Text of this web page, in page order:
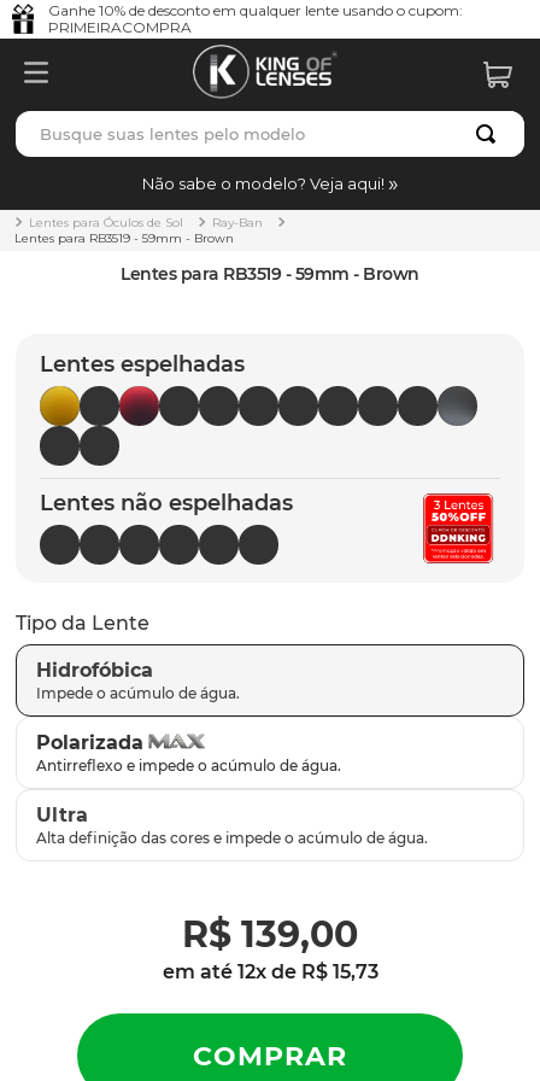
Ganhe 10% de desconto em qualquer lente usando o cupom:
PRIMEIRACOMPRA
Busque suas lentes pelo modelo
Não sabe o modelo? Veja aqui!
Lentes para Óculos de Sol
Ray-Ban
Lentes para RB3519 - 59mm - Brown
Lentes para RB3519 - 59mm - Brown
Lentes espelhadas
Lentes não espelhadas
Tipo da Lente
Hidrofóbica
Polarizada
Ultra
R$ 139,00
em até 12x de R$ 15,73
TERMOS MAIS BUSCADOS
1º borrachas
holbrook
5º chaves
6º t-shock
7º gasket
8º parafusos
9º latch